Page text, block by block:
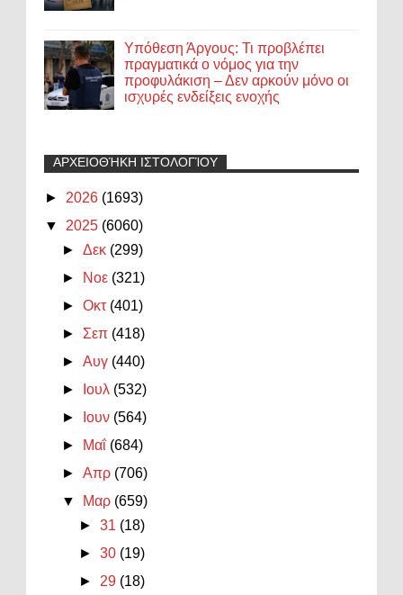
Υπόθεση Άργους: Τι προβλέπει
πραγματικά ο νόμος για την
προφυλάκιση – Δεν αρκούν μόνο οι
ισχυρές ενδείξεις ενοχής
ΑΡΧΕΙΟΘΉΚΗ ΙΣΤΟΛΟΓΊΟΥ
► 2026 (1693)
▼ 2025 (6060)
►Δεκ (299)
►
Νοε (321)
►Οκτ (401)
► Σεπ (418)
►Αυγ (440)
►
Ιουλ (532)
►
Ιουν (564)
►
Μαΐ (684)
►Απρ (706)
▼
Μαρ (659)
►31 (18)
►30 (19)
► 29 (18)